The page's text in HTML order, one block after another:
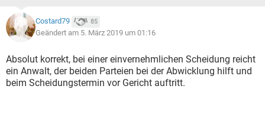
Costard79 85
Geändert am 5. März 2019 um 01:16
Absolut korrekt, bei einer einvernehmlichen Scheidung reicht
ein Anwalt, der beiden Parteien bei der Abwicklung hilft und
beim Scheidungstermin vor Gericht auftritt.